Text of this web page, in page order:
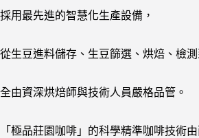
採用最先進的智慧化生產設備，
從生豆進料儲存、生豆篩選、烘焙、檢測
全由資深烘焙師與技術人員嚴格品管。
「極品莊園咖啡」的科學精準咖啡技術